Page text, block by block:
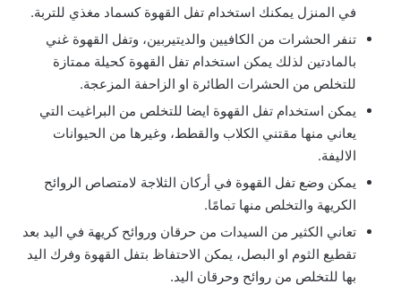
في المنزل يمكنك استخدام تفل القهوة كسماد مغذي للتربة.
تنفر الحشرات من الكافيين والديتيربين، وتفل القهوة غني
بالمادتين لذلك يمكن استخدام تفل القهوة كحيلة ممتازة
للتخلص من الحشرات الطائرة او الزاحفة المزعجة.
يمكن استخدام تفل القهوة ايضا للتخلص من البراغيت التي
يعاني منها مقتني الكلاب والقطط، وغيرها من الحيوانات
الاليفة.
يمكن وضع تفل القهوة في أركان الثلاجة لامتصاص الروائح
الكريهة والتخلص منها تمامًا.
تعاني الكثير من السيدات من حرقان وروائح كريهة في اليد بعد
تقطيع الثوم او البصل، يمكن الاحتفاظ بتفل القهوة وفرك اليد
بها للتخلص من روائح وحرقان اليد.